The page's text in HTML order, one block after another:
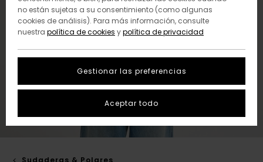
Sudaderas & Polares
no están sujetas a su consentimiento (como algunas
cookies de análisis). Para más información, consulte
nuestra política de cookies ypolítica de privacidad
Gestionar las preferencias
Aceptar todo